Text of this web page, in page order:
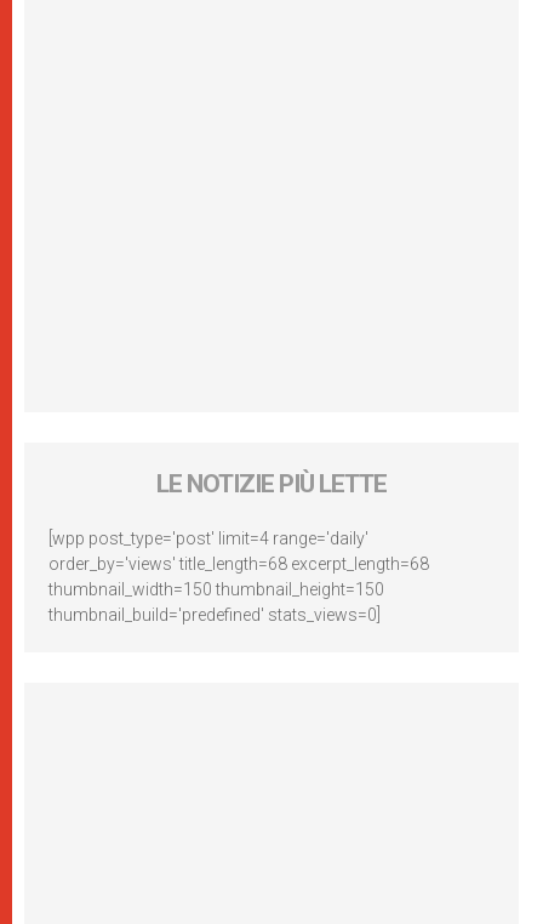
LE NOTIZIE PIÙ LETTE
[wpp post_type='post' limit=4 range='daily'
order_by='views' title_length=68 excerpt_length=68
thumbnail_width=150 thumbnail_height=150
thumbnail_build='predefined' stats_views=0]